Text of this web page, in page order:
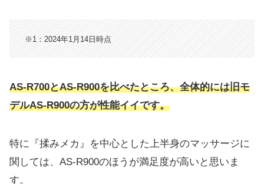
※1：2024年1月14日時点
AS-R700とAS-R900を比べたところ、全体的には旧モ
デルAS-R900の方が性能イイです。
特に『揉みメカ』を中心とした上半身のマッサージに
関しては、AS-R900のほうが満足度が高いと思いま
す。